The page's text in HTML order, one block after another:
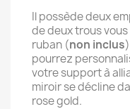
Il possède deux
de deux trous
ruban (non inclus
pourrez
votre support à
miroir se décline
rose gold.